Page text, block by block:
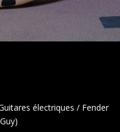
électriques / Fender